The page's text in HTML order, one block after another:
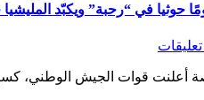
في “رحبة” ويكبّد المليشيا
أعلنت قوات الجيش الوطني،